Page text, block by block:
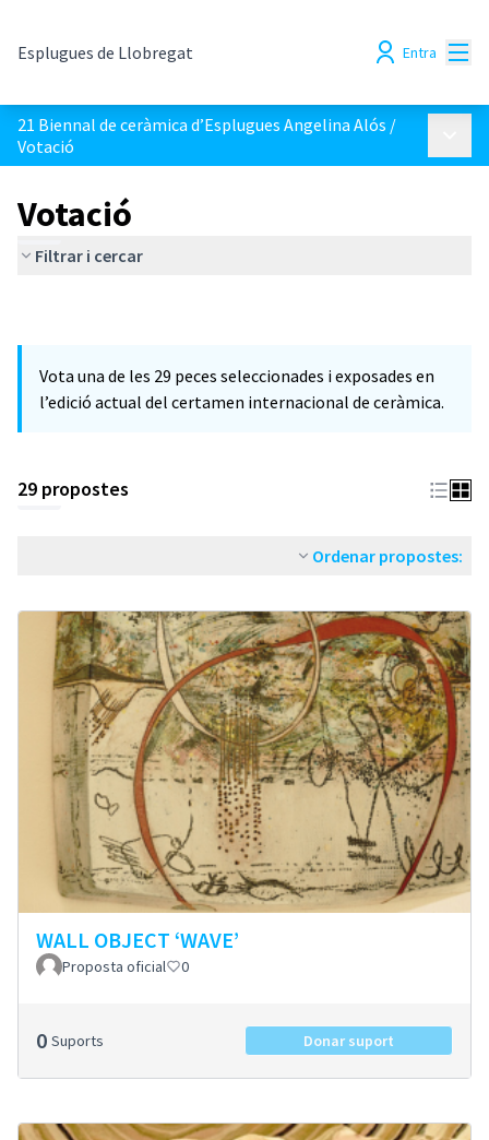
Esplugues de Llobregat Entra
21 Biennal de ceràmica d’Esplugues Angelina Alós /
Votació
Votació
Filtrar i cercar
Vota una de les 29 peces seleccionades i exposades en
l’edició actual del certamen internacional de ceràmica.
29 propostes
Ordenar propostes:
WALL OBJECT ‘WAVE’
Proposta oficial 0
0 Suports Donar suport